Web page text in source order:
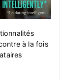
à la fois